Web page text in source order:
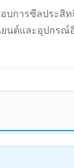
การซีลประสิ
นต์และอุปก